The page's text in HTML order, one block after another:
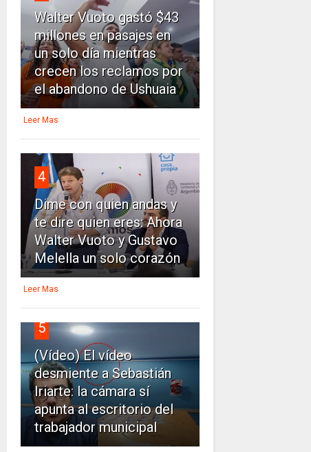
Walter Vuoto gastó $43
millones en pasajes en
un solo día mientras
crecen los reclamos por
el abandono de Ushuaia
Leer Mas
4
Dime con quien andas y
te dire quien eres: Ahora
Walter Vuoto y Gustavo
Melella un solo corazón
Leer Mas
5
(Vídeo) El vídeo
desmiente a Sebastián
Iriarte: la cámara sí
apunta al escritorio del
trabajador municipal